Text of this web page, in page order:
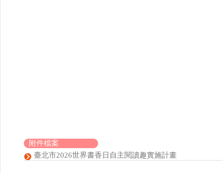
附件檔案
臺北市2026世界書香日自主閱讀趣實施計畫